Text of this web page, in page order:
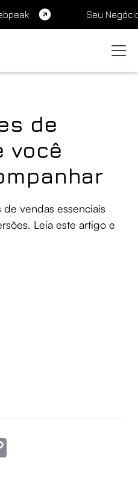
Seu
de
você
vendas essenciais
Leia este artigo e